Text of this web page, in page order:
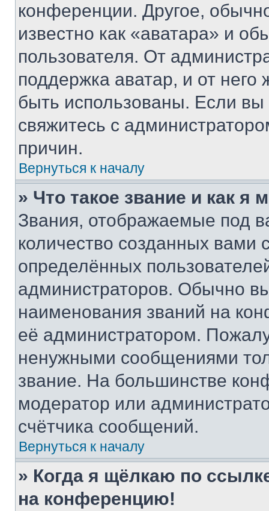
конференции. Другое,
известно как «аватара» и
пользователя. От
поддержка аватар, и от него
быть использованы. Если
свяжитесь с
причин.
Вернуться к началу
» Что такое звание и как я
Звания, отображаемые под
количество созданных
определённых
администраторов. Обычно
наименования званий на
её администратором.
ненужными сообщениями
звание. На большинстве
модератор или
счётчика сообщений.
Вернуться к началу
» Когда я щёлкаю по
на конференцию!